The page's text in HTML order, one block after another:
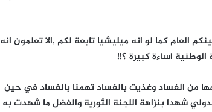
العام كما لو انه ميليشيا تابعة لكم ,الا تعلمون انه
اساءة كبيرة ؟!!
من الفساد وغذيت بالفساد تهمنا بالفساد في حين
شهدا بنزاهة اللجنة الثورية والفضل ما شهدت به